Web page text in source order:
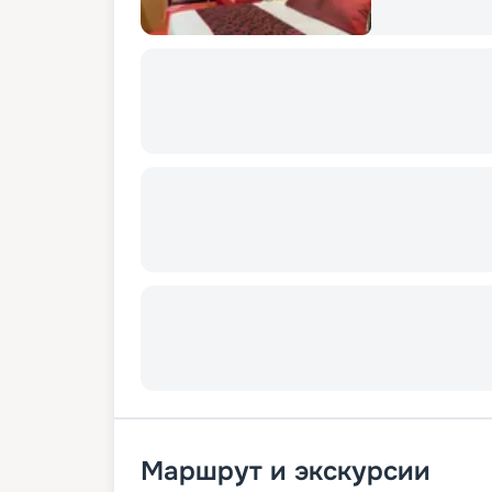
Маршрут и экскурсии